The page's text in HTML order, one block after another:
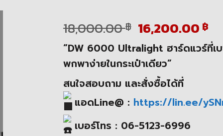
18,000.00฿ Original
price
was:
18,000.00 ฿.
16,200.00 ฿
is:
“DW 6000 Ultralight ฮาร์ดแวร์ที่เ
พกพาง่ายในกระเป๋าเดียว”
สนใจสอบถาม และสั่งซื้อได้ที่
แอดLine@ : https://lin.ee/
เบอร์โทร : 06-5123-6996